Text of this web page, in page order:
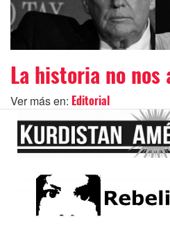
La historia no nos
Ver más en: Editorial